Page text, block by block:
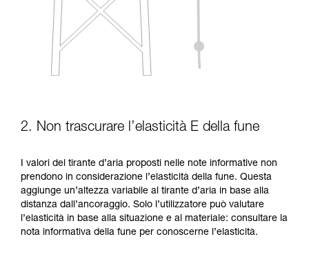
2. Non trascurare l’elasticità E della fune
I valori del tirante d’aria proposti nelle note informative non
prendono in considerazione l’elasticità della fune. Questa
aggiunge un’altezza variabile al tirante d’aria in base alla
distanza dall’ancoraggio. Solo l’utilizzatore può valutare
l’elasticità in base alla situazione e al materiale: consultare la
nota informativa della fune per conoscerne l’elasticità.